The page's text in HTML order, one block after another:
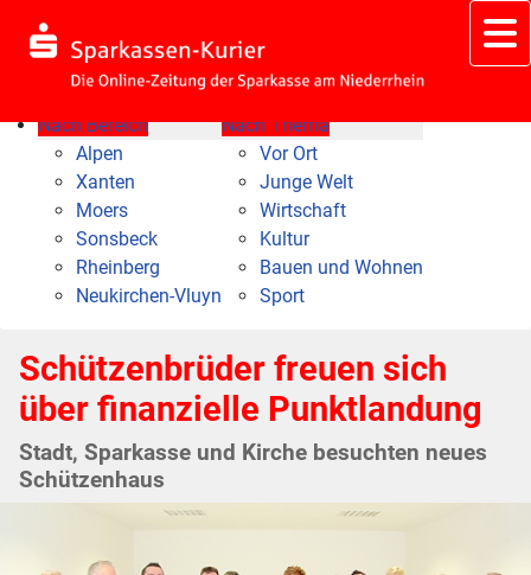
Nach Bereich
Alpen
Xanten
Moers
Sonsbeck
Rheinberg
Neukirchen-Vluyn
Nach Thema
Vor Ort
Junge Welt
Wirtschaft
Kultur
Bauen und Wohnen
Sport
Schützenbrüder freuen sich
über finanzielle Punktlandung
Stadt, Sparkasse und Kirche besuchten neues
Schützenhaus